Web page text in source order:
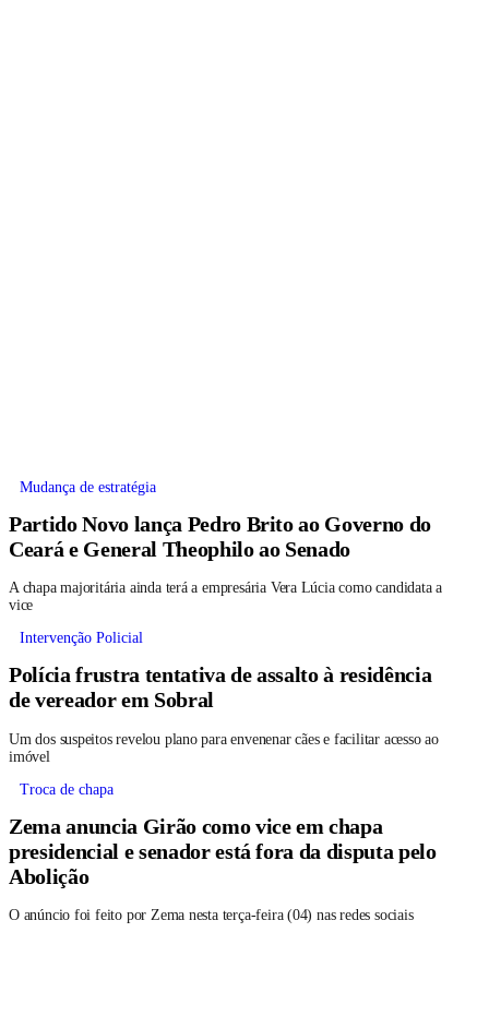
Mudança de estratégia
Partido Novo lança Pedro Brito ao Governo do
Ceará e General Theophilo ao Senado
A chapa majoritária ainda terá a empresária Vera Lúcia como candidata a
vice
Intervenção Policial
Polícia frustra tentativa de assalto à residência
de vereador em Sobral
Um dos suspeitos revelou plano para envenenar cães e facilitar acesso ao
imóvel
Troca de chapa
Zema anuncia Girão como vice em chapa
presidencial e senador está fora da disputa pelo
Abolição
O anúncio foi feito por Zema nesta terça-feira (04) nas redes sociais